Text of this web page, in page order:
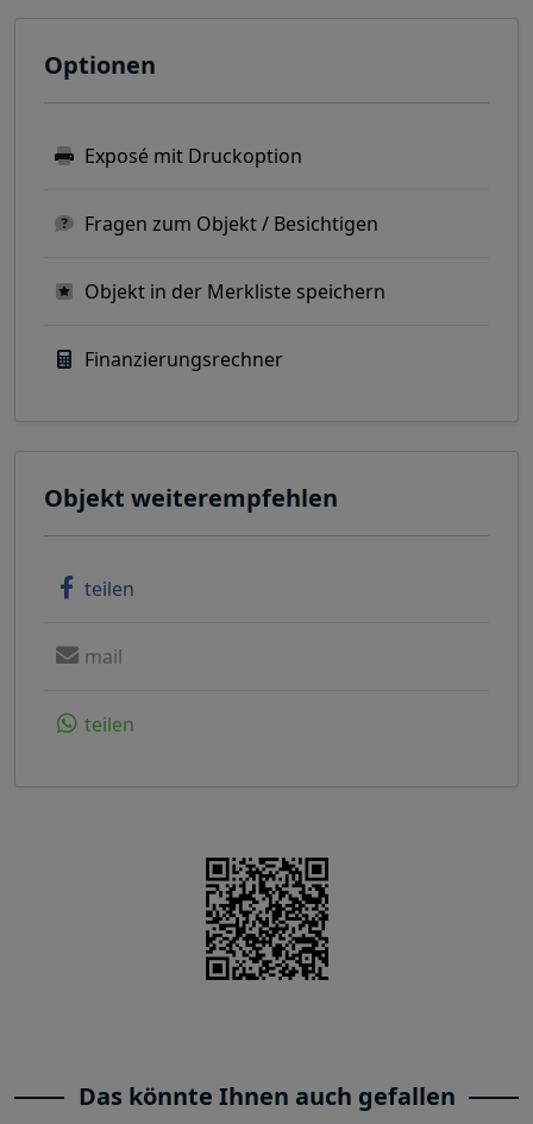
Optionen
Exposé mit Druckoption
Fragen zum Objekt / Besichtigen
Objekt in der Merkliste speichern
Finanzierungsrechner
Objekt weiterempfehlen
teilen
mail
teilen
Das könnte Ihnen auch gefallen